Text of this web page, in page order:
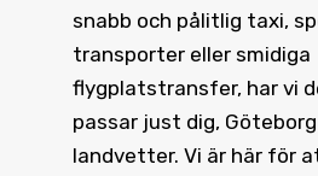
snabb och pålitlig taxi,
transporter eller smidiga
flygplatstransfer, har vi
passar just dig,
landvetter. Vi är här för